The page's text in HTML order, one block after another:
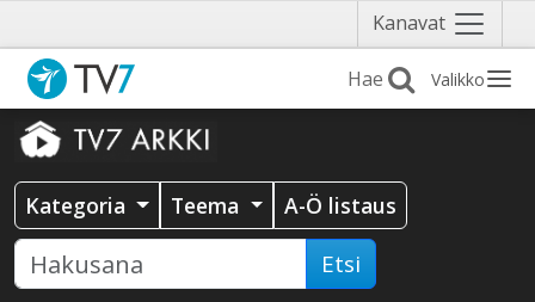
Kanavat Näytä
valikko
Valikko
Kategoria Teema A-Ö listaus
Etsi